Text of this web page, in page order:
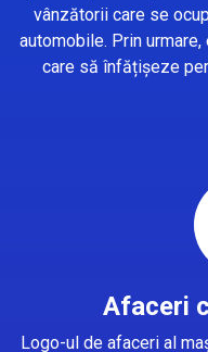
vânzătorii care se
automobile. Prin
care să înfățișeze
Afaceri
Logo-ul de afaceri al